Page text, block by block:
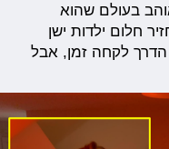
בעולם שהוא
חלום ילדות ישן
לקחה זמן, אבל